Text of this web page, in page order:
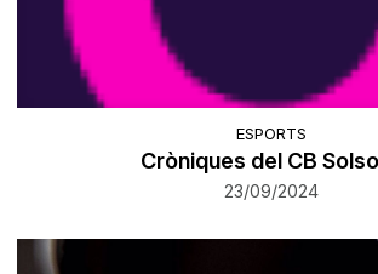
ESPORTS
Cròniques del CB
23/09/2024